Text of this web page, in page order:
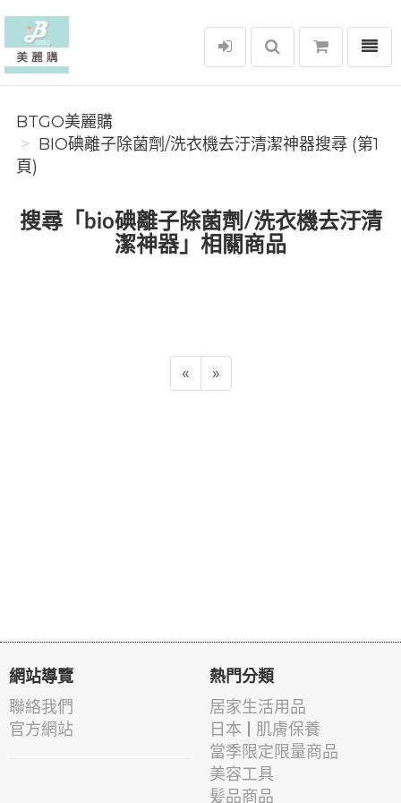
BTGO美麗購
選單
BTGO美麗購
BIO碘離子除菌劑/洗衣機去汙清潔神器搜尋 (第1
頁)
搜尋「bio碘離子除菌劑/洗衣機去汙清
潔神器」相關商品
« »
網站導覽
聯絡我們
官方網站
熱門分類
居家生活用品
日本 | 肌膚保養
當季限定限量商品
美容工具
髪品商品